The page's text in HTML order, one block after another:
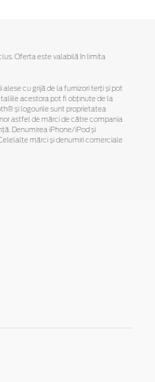
Oferta este valabilă în limita
cu grijă de la furnizori terți și pot
acestora pot fi obținute de la
și logourile sunt proprietatea
astfel de mărci de către compania
Denumirea iPhone/iPod și
mărci și denumiri comerciale